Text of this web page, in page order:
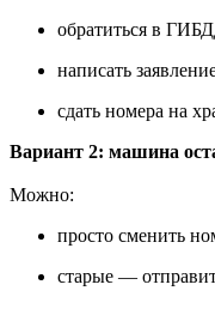
обратиться в
написать
сдать номера на
Вариант 2: машина
Можно:
просто сменить
старые —